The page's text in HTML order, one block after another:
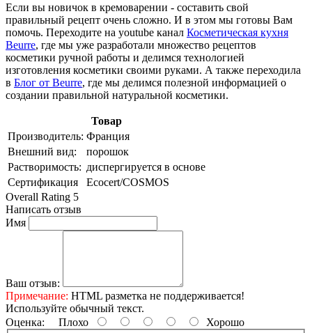
Если вы новичок в кремоварении - составить свой
правильный рецепт очень сложно. И в этом мы готовы Вам
помочь. Переходите на youtube канал Косметическая кухня
Beurre, где мы уже разработали множество рецептов
косметики ручной работы и делимся технологией
изготовления косметики своими руками. А также переходила
в Блог от Beurre, где мы делимся полезной информацией о
создании правильной натуральной косметики.
Товар
Производитель: Франция
Внешний вид:
порошок
Растворимость: диспергируется в основе
Сертификация
Ecocert/COSMOS
Overall Rating 5
Написать отзыв
Имя
Ваш отзыв:
Примечание: HTML разметка не поддерживается!
Используйте обычный текст.
Оценка: Плохо
Хорошо